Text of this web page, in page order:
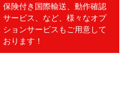
保険付き国際輸送、動作確認
サービス、など、様々なオプ
ションサービスもご用意して
おります！